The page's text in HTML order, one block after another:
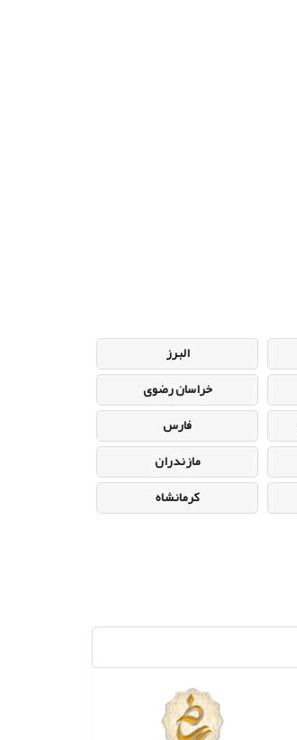
البرز
خراسان رضوی
فارس
مازندران
کرمانشاه